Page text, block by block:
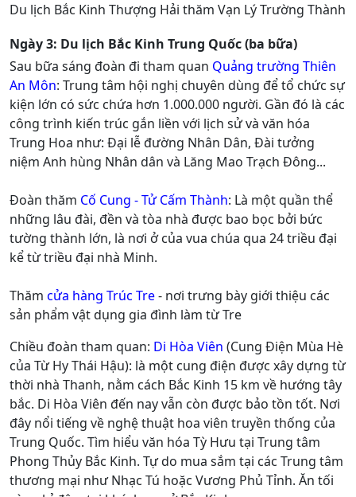
Du lịch Bắc Kinh Thượng Hải thăm Vạn Lý Trường Thành
Ngày 3: Du lịch Bắc Kinh Trung Quốc (ba bữa)
Sau bữa sáng đoàn đi tham quan Quảng trường Thiên
An Môn: Trung tâm hội nghị chuyên dùng để tổ chức sự
kiện lớn có sức chứa hơn 1.000.000 người. Gần đó là các
công trình kiến trúc gắn liền với lịch sử và văn hóa
Trung Hoa như: Đại lễ đường Nhân Dân, Đài tưởng
niệm Anh hùng Nhân dân và Lăng Mao Trạch Đông...
Đoàn thăm Cố Cung - Tử Cấm Thành: Là một quần thể
những lâu đài, đền và tòa nhà được bao bọc bởi bức
tường thành lớn, là nơi ở của vua chúa qua 24 triều đại
kể từ triều đại nhà Minh.
Thăm cửa hàng Trúc Tre- nơi trưng bày giới thiệu các
sản phẩm vật dụng gia đình làm từ Tre
Chiều đoàn tham quan: Di Hòa Viên (Cung Điện Mùa Hè
của Từ Hy Thái Hậu): là một cung điện được xây dựng từ
thời nhà Thanh, nằm cách Bắc Kinh 15 km về hướng tây
bắc. Di Hòa Viên đến nay vẫn còn được bảo tồn tốt. Nơi
đây nổi tiếng về nghệ thuật hoa viên truyền thống của
Trung Quốc. Tìm hiểu văn hóa Tỳ Hưu tại Trung tâm
Phong Thủy Bắc Kinh. Tự do mua sắm tại các Trung tâm
thương mại như Nhạc Tú hoặc Vương Phủ Tỉnh. Ăn tối